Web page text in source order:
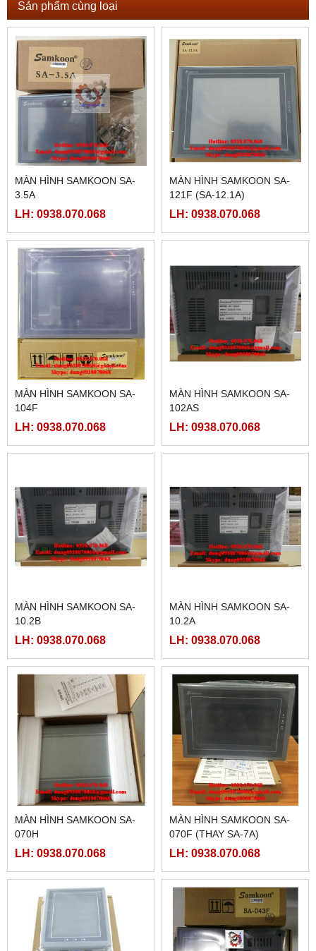
Sản phẩm cùng loại
MÀN HÌNH SAMKOON SA-
3.5A
LH: 0938.070.068
MÀN HÌNH SAMKOON SA-
121F (SA-12.1A)
LH: 0938.070.068
MÀN HÌNH SAMKOON SA-
104F
LH: 0938.070.068
MÀN HÌNH SAMKOON SA-
102AS
LH: 0938.070.068
MÀN HÌNH SAMKOON SA-
10.2B
LH: 0938.070.068
MÀN HÌNH SAMKOON SA-
10.2A
LH: 0938.070.068
MÀN HÌNH SAMKOON SA-
070H
LH: 0938.070.068
MÀN HÌNH SAMKOON SA-
070F (THAY SA-7A)
LH: 0938.070.068